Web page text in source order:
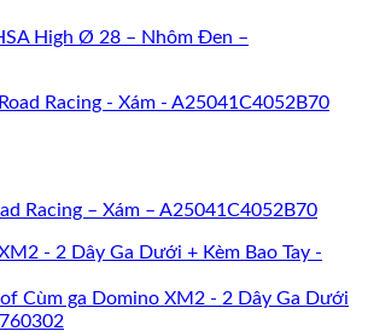
High Ø 28 – Nhôm Đen –
Racing – Xám – A25041C4052B70